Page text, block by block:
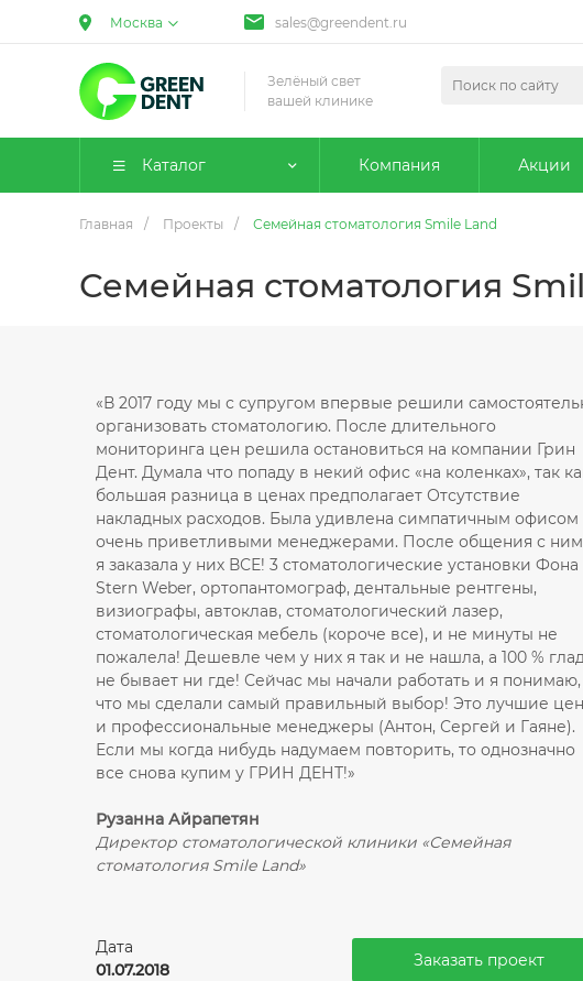
Москва sales@greendent.ru
Зелёный свет
вашей клинике
Каталог Компания Акции
Главная / Проекты / Семейная стоматология Smile Land
Семейная стоматология
«В 2017 году мы с супругом впервые решили
организовать стоматологию. После длительного
мониторинга цен решила остановиться на компании Грин
Дент. Думала что попаду в некий офис «на коленках», так
большая разница в ценах предполагает Отсутствие
накладных расходов. Была удивлена симпатичным офисом
очень приветливыми менеджерами. После общения с
я заказала у них ВСЕ! 3 стоматологические установки Фона
Stern Weber, ортопантомограф, дентальные рентгены,
визиографы, автоклав, стоматологический лазер,
стоматологическая мебель (короче все), и не минуты не
пожалела! Дешевле чем у них я так и не нашла, а 100 %
не бывает ни где! Сейчас мы начали работать и я понимаю,
что мы сделали самый правильный выбор! Это лучшие
и профессиональные менеджеры (Антон, Сергей и Гаяне).
Если мы когда нибудь надумаем повторить, то однозначно
все снова купим у ГРИН ДЕНТ!»
Рузанна Айрапетян
Директор стоматологической клиники «Семейная
стоматология Smile Land»
Дата
01.07.2018
Заказать проект